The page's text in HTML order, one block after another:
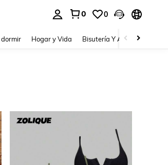
0 0
Hogar y Vida Bisutería Y Accesorios